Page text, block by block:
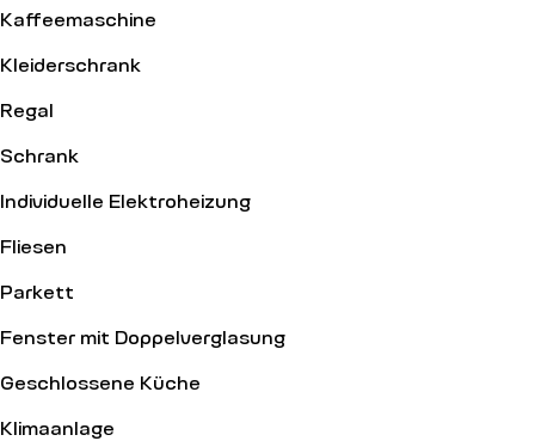
Kaffeemaschine
Kleiderschrank
Regal
Schrank
Individuelle Elektroheizung
Fliesen
Parkett
Fenster mit Doppelverglasung
Geschlossene Küche
Klimaanlage